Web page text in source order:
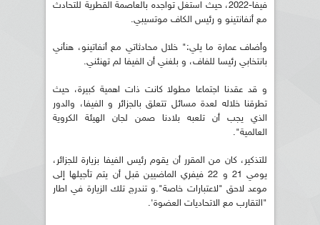
فيفا-2022، حيث استغل تواجده بالعاصمة القطرية للتحادث
مع أنفانتينو و رئيس الكاف موتسيبي.
وأضاف عمارة ما يلي:" خلال محادثاتي مع أنفاتينو، هنأني
بانتخابي رئيسا للفاف، و بلغني أن الفيفا لم تهنئني.
و قد عقدنا اجتماعا مطولا كانت ذات اهمية كبيرة، حيث
تطرقنا خلاله لعدة مسائل تتعلق بالجزائر و الفيفا، والدور
الذي يجب أن تلعبه بلادنا صمن لجان الهيئة الكروية
العالمية".
للتذكير، كان من المقرر أن يقوم رئيس الفيفا بزيارة للجزائر،
يومي 21 و 22 فيفري الماضيين قبل أن يتم تأجيلها إلى
موعد لاحق "لاعتبارات خاصة".و تندرج تلك الزيارة في اطار
"التقارب مع الاتحاديات العضوة'.